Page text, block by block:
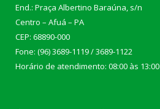
End.: Praça Albertino Baraúna, s/n
Centro – Afuá – PA
CEP: 68890-000
Fone: (96) 3689-1119 / 3689-1122
Horário de atendimento: 08:00 às 13:00